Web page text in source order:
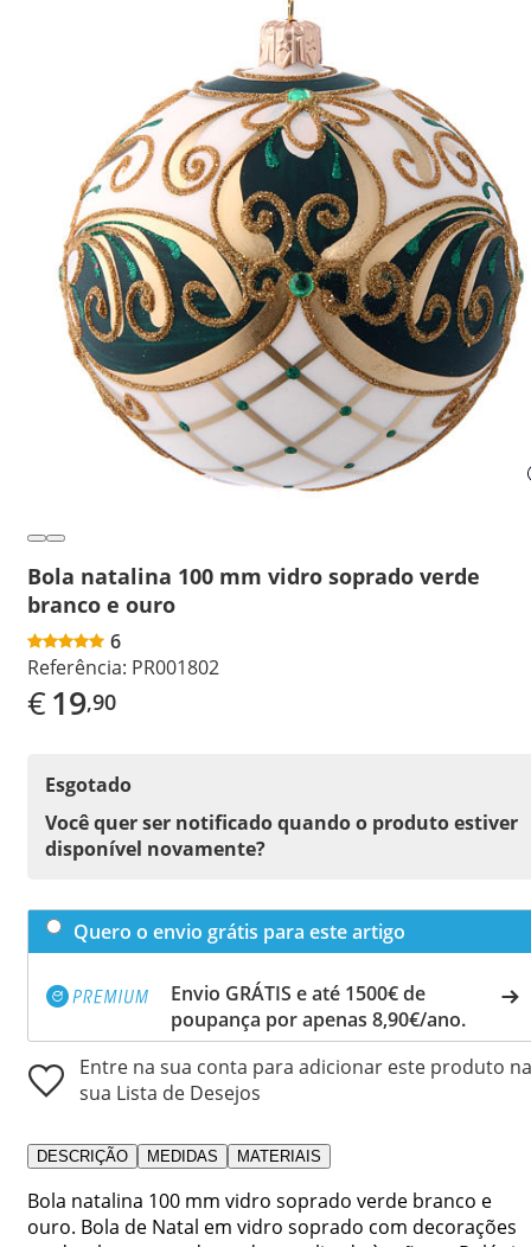
Bola natalina 100 mm vidro soprado verde
branco e ouro
6
Referência: PR001802
€19,90
Esgotado
Você quer ser notificado quando o produto estiver
disponível novamente?
Quero o envio grátis para este artigo
Envio GRÁTIS e até 1500€ de
poupança por apenas 8,90€/ano.
Entre na sua conta para adicionar este produto na
sua Lista de Desejos
DESCRIÇÃO MEDIDAS MATERIAIS
Bola natalina 100 mm vidro soprado verde branco e
ouro. Bola de Natal em vidro soprado com decorações